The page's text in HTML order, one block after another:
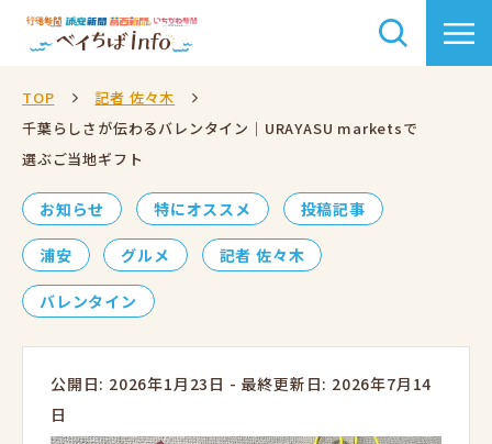
TOP
記者 佐々木
千葉らしさが伝わるバレンタイン｜URAYASU marketsで
選ぶご当地ギフト
お知らせ 特にオススメ 投稿記事
浦安 グルメ 記者 佐々木
バレンタイン
公開日: 2026年1月23日 - 最終更新日: 2026年7月14
日